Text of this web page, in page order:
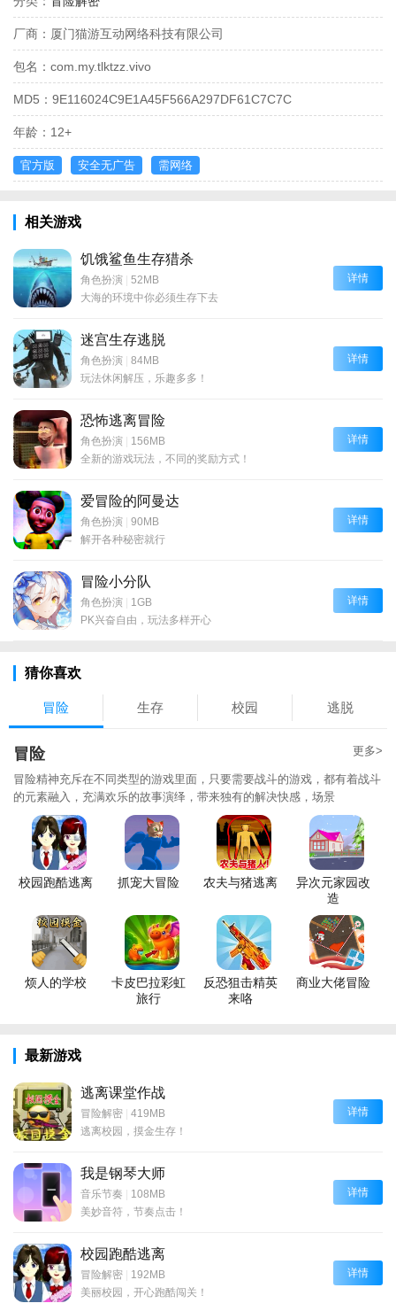
厂商： 厦门猫游互动网络科技有限公司
包名： com.my.tlktzz.vivo
MD5： 9E116024C9E1A45F566A297DF61C7C7C
年龄： 12+
官方版 安全无广告 需网络
相关游戏
饥饿鲨鱼生存猎杀
角色扮演 | 52MB
大海的环境中你必须生存下去
详情
迷宫生存逃脱
角色扮演 | 84MB
玩法休闲解压，乐趣多多！
详情
恐怖逃离冒险
角色扮演 | 156MB
全新的游戏玩法，不同的奖励方式！
详情
爱冒险的阿曼达
角色扮演 | 90MB
解开各种秘密就行
详情
冒险小分队
角色扮演 | 1GB
PK兴奋自由，玩法多样开心
详情
猜你喜欢
冒险 生存 校园 逃脱
冒险 更多>
冒险精神充斥在不同类型的游戏里面，只要需要战斗的游戏，都有着战斗
的元素融入，充满欢乐的故事演绎，带来独有的解决快感，场景
校园跑酷逃离 抓宠大冒险 农夫与猪逃离
异次元家园改
造
烦人的学校
卡皮巴拉彩虹
旅行
反恐狙击精英
来咯
商业大佬冒险
最新游戏
逃离课堂作战
冒险解密 | 419MB
逃离校园，摸金生存！
详情
我是钢琴大师
音乐节奏 | 108MB
美妙音符，节奏点击！
详情
校园跑酷逃离
冒险解密 | 192MB
美丽校园，开心跑酷闯关！
详情